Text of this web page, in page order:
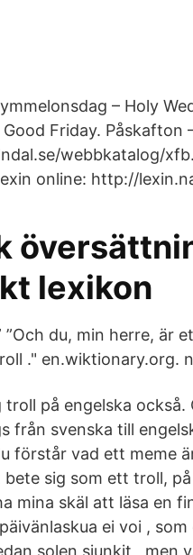
– Holy
Friday. Påskafton
webbkatalog/
online: http://
lexikon
du, min herre, är
." en.wiktionary.org.
på engelska
från svenska till
förstår vad ett meme
sig som ett troll,
mina skäl att läsa en
ei voi ,
solen sjunkit , men